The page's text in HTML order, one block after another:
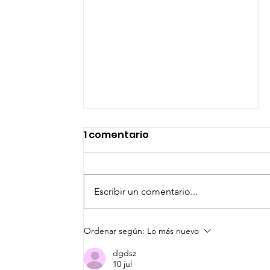
ATIENDE SSC ACCIDENTE
VEHICULAR POR FALLA
MECÁNICA EN EL
1 comentario
Escribir un comentario...
Ordenar según: Lo más nuevo
dgdsz
10 jul